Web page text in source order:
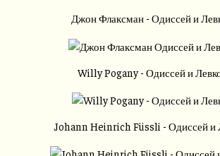
Джон Флаксман - Одиссей и
Willy Pogany - Одиссей и
Johann Heinrich Füssli - Одиссей и